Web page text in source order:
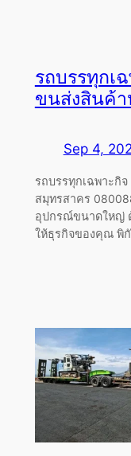
รถบรรทุกเ
ขนส่งสินค้า
Sep 4,
รถบรรทุกเฉพาะกิ
สมุทรสาคร
อุปกรณ์ขนาดใหญ่
ให้ธุรกิจของคุณ พิ